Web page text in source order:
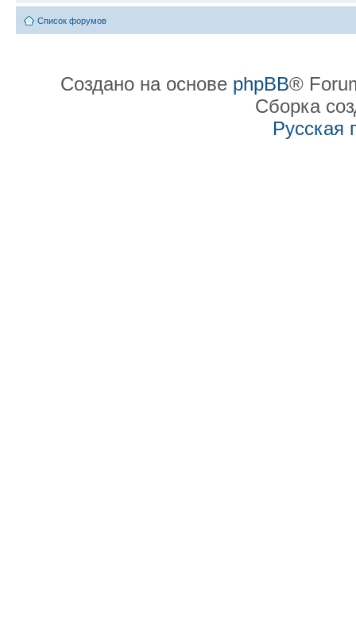
Список форумов
Создано на основе phpBB®
Сборка
Русская